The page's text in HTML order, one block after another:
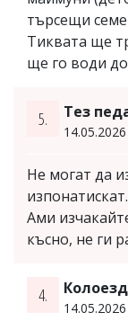
търсещи
Тиквата ще
ще го води
5. Тез
Не могат да
изпонатискат.
Ами
късно, не ги
4.